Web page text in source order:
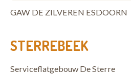
GAW DE ZILVEREN ESDOORN
STERREBEEK
Serviceflatgebouw De Sterre